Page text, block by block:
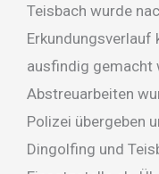
Teisbach wurde
Erkundungsverlauf
ausfindig gemacht
Abstreuarbeiten
Polizei übergeben
Dingolfing und